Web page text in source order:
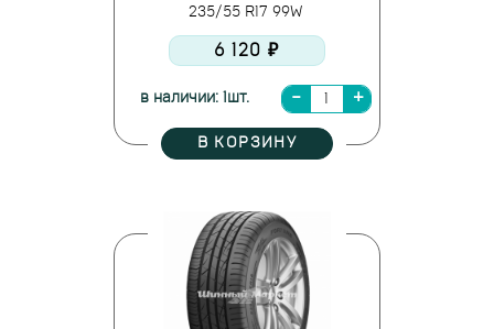
235/55 R17 99W
6 120 ₽
в наличии: 1шт.
В КОРЗИНУ